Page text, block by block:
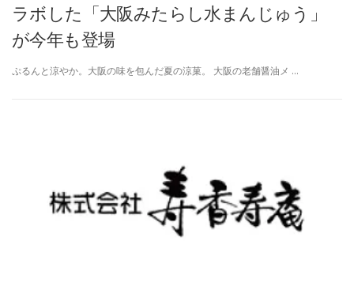
ラボした「大阪みたらし水まんじゅう」
が今年も登場
ぷるんと涼やか。大阪の味を包んだ夏の涼菓。 大阪の老舗醤油メ …